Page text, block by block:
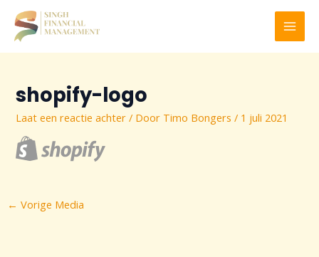
naar
inhoud
shopify-logo
Laat een reactie achter / Door Timo Bongers/ 1 juli 2021
Bericht
navigatie
← Vorige Media